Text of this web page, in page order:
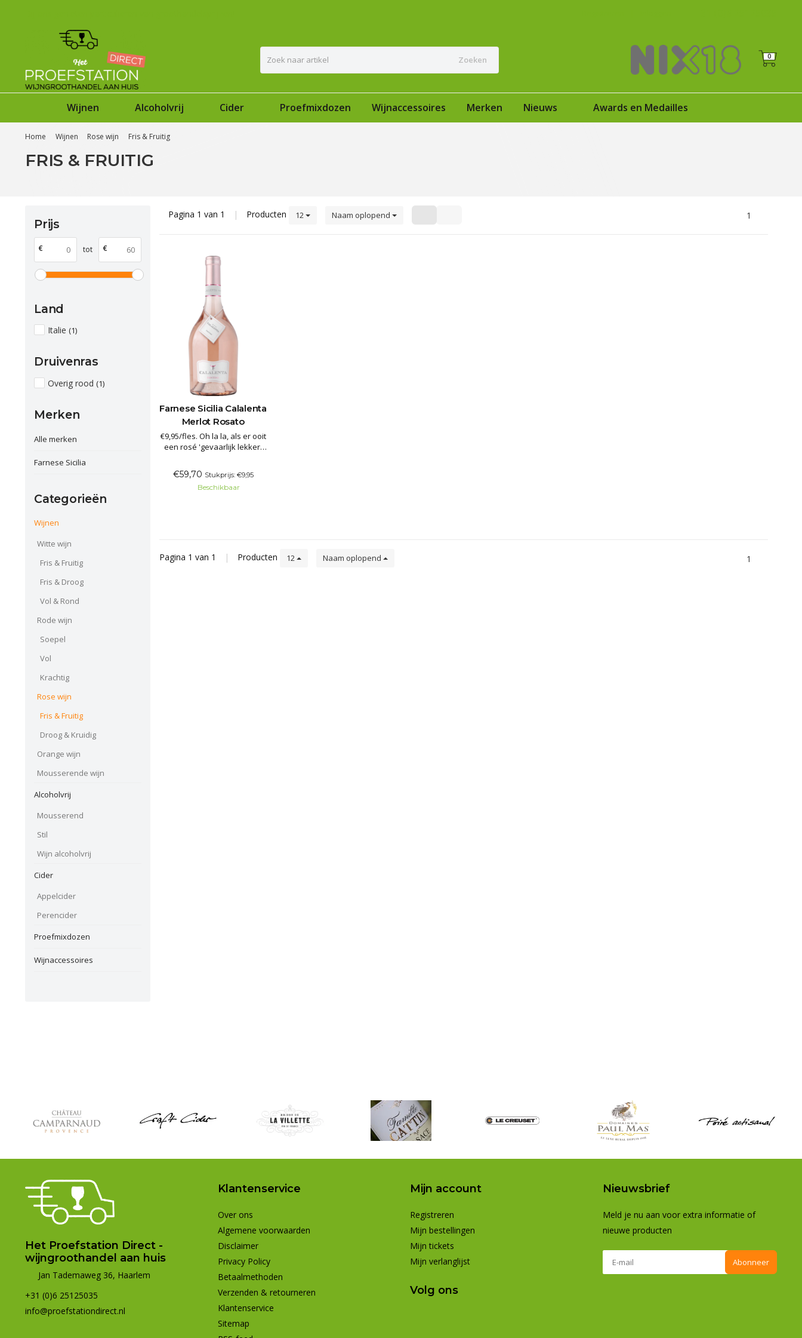
Zoeken 0
Wijnen Alcoholvrij Cider Proefmixdozen Wijnaccessoires Merken Nieuws Awards en Medailles
Home Wijnen Rose wijn Fris & Fruitig
FRIS & FRUITIG
Prijs
€ tot €
Land
Italie (1)
Druivenras
Overig rood (1)
Merken
Alle merken
Farnese Sicilia
Categorieën
Wijnen
Witte wijn
Fris & Fruitig
Fris & Droog
Vol & Rond
Rode wijn
Soepel
Vol
Krachtig
Rose wijn
Fris & Fruitig
Droog & Kruidig
Orange wijn
Mousserende wijn
Alcoholvrij
Mousserend
Stil
Wijn alcoholvrij
Cider
Appelcider
Perencider
Proefmixdozen
Wijnaccessoires
Pagina 1 van 1 | Producten 12 Naam oplopend 1
Farnese Sicilia Calalenta
Merlot Rosato
€9,95/fles. Oh la la, als er ooit
een rosé 'gevaarlijk lekker'
Rosé is het Italiaanse
alternatief voor een
‘Provence style rosé’. De
€59,70 Stukprijs: €9,95
Beschikbaar
Pagina 1 van 1 | Producten 12 Naam oplopend 1
Het Proefstation Direct -
wijngroothandel aan huis
Jan Tademaweg 36, Haarlem
+31 (0)6 25125035
info@proefstationdirect.nl
Klantenservice
Over ons
Algemene voorwaarden
Disclaimer
Privacy Policy
Betaalmethoden
Verzenden & retourneren
Klantenservice
Sitemap
Mijn account
Registreren
Mijn bestellingen
Mijn tickets
Mijn verlanglijst
Volg ons
Nieuwsbrief
Meld je nu aan voor extra informatie of
nieuwe producten
Abonneer